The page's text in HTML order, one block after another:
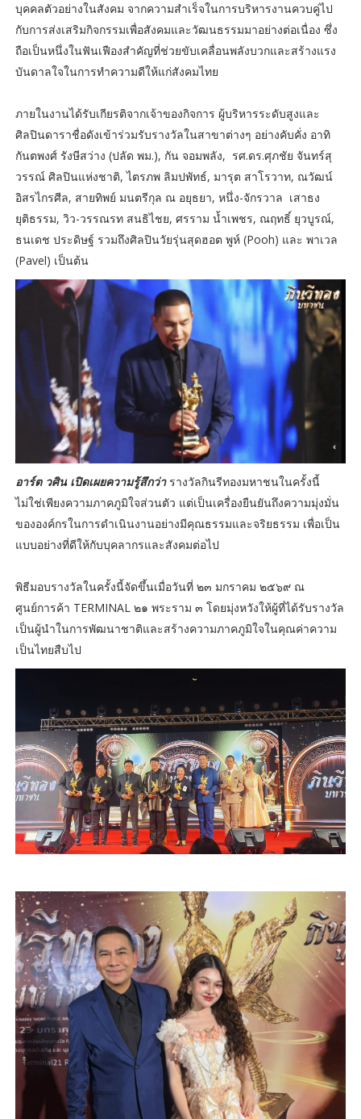
บุคคลตัวอย่างในสังคม จากความสำเร็จในการบริหารงานควบคู่ไป
กับการส่งเสริมกิจกรรมเพื่อสังคมและวัฒนธรรมมาอย่างต่อเนื่อง ซึ่ง
ถือเป็นหนึ่งในฟันเฟืองสำคัญที่ช่วยขับเคลื่อนพลังบวกและสร้างแรง
บันดาลใจในการทำความดีให้แก่สังคมไทย
ภายในงานได้รับเกียรติจากเจ้าของกิจการ ผู้บริหารระดับสูงและ
ศิลปินดาราชื่อดังเข้าร่วมรับรางวัลในสาขาต่างๆ อย่างคับคั่ง อาทิ
กันตพงศ์ รังษีสว่าง (ปลัด พม.), กัน จอมพลัง, รศ.ดร.ศุภชัย จันทร์สุ
วรรณ์ ศิลปินแห่งชาติ, ไตรภพ ลิมปพัทธ์, มารุต สาโรวาท, ณวัฒน์
อิสรไกรศีล, สายทิพย์ มนตรีกุล ณ อยุธยา, หนึ่ง-จักรวาล เสาธง
ยุติธรรม, วิว-วรรณรท สนธิไชย, ศรราม น้ำเพชร, ณฤทธิ์ ยุวบูรณ์,
ธนเดช ประดิษฐ์ รวมถึงศิลปินวัยรุ่นสุดฮอต พูห์ (Pooh) และ พาเวล
(Pavel) เป็นต้น
อาร์ต วศิน เปิดเผยความรู้สึกว่ารางวัลกินรีทองมหาชนในครั้งนี้
ไม่ใช่เพียงความภาคภูมิใจส่วนตัว แต่เป็นเครื่องยืนยันถึงความมุ่งมั่น
ขององค์กรในการดำเนินงานอย่างมีคุณธรรมและจริยธรรม เพื่อเป็น
แบบอย่างที่ดีให้กับบุคลากรและสังคมต่อไป
พิธีมอบรางวัลในครั้งนี้จัดขึ้นเมื่อวันที่ ๒๓ มกราคม ๒๕๖๙ ณ
ศูนย์การค้า TERMINAL ๒๑ พระราม ๓ โดยมุ่งหวังให้ผู้ที่ได้รับรางวัล
เป็นผู้นำในการพัฒนาชาติและสร้างความภาคภูมิใจในคุณค่าความ
เป็นไทยสืบไป